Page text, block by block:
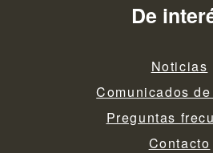
De
Noticias
Comunicados
Preguntas
Contacto